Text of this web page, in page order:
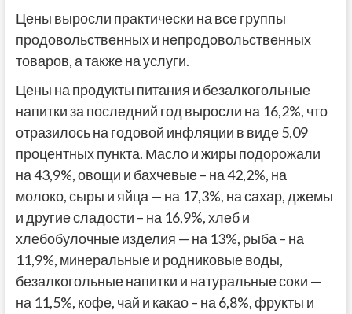
Цены выросли практически на все группы
продовольственных и непродовольственных
товаров, а также на услуги.
Цены на продукты питания и безалкогольные
напитки за последний год выросли на 16,2%, что
отразилось на годовой инфляции в виде 5,09
процентных пункта. Масло и жиры подорожали
на 43,9%, овощи и бахчевые – на 42,2%, на
молоко, сыры и яйца — на 17,3%, на сахар, джемы
и другие сладости – на 16,9%, хлеб и
хлебобулочные изделия — на 13%, рыба – на
11,9%, минеральные и родниковые воды,
безалкогольные напитки и натуральные соки —
на 11,5%, кофе, чай и какао – на 6,8%, фрукты и